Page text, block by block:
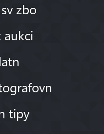
zbo
aukci
tipy